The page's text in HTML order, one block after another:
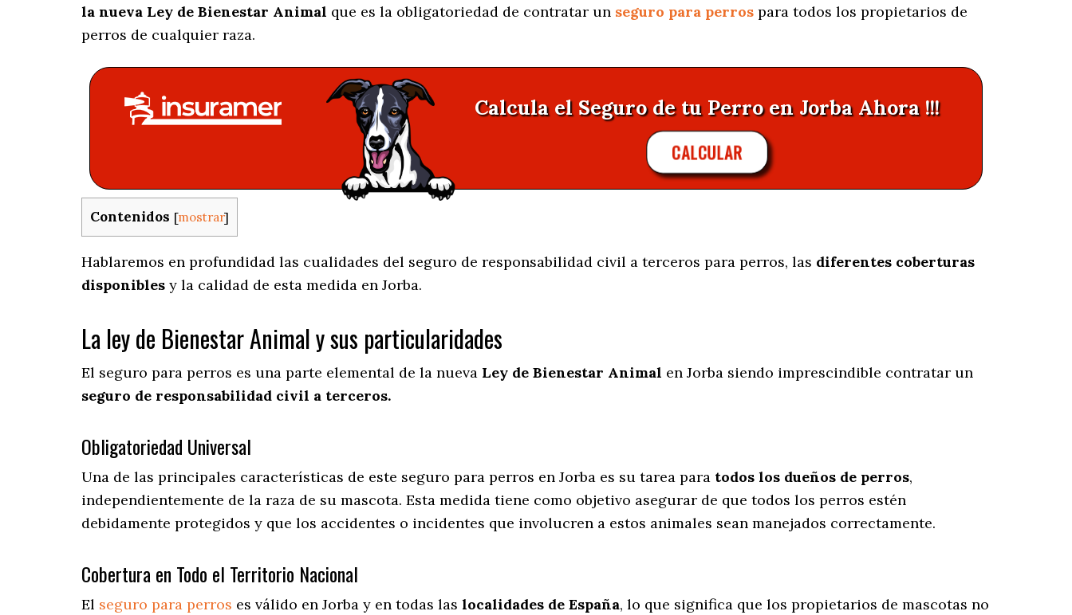
la nueva Ley de Bienestar Animal que es la obligatoriedad de contratar un seguro para perros para todos los propietarios de
perros de cualquier raza.
Calcula el Seguro de tu Perro en Jorba Ahora !!!
CALCULAR
Contenidos [mostrar]
Hablaremos en profundidad las cualidades del seguro de responsabilidad civil a terceros para perros, las diferentes coberturas
disponibles y la calidad de esta medida en Jorba.
La ley de Bienestar Animal y sus particularidades
El seguro para perros es una parte elemental de la nueva Ley de Bienestar Animal en Jorba siendo imprescindible contratar un
seguro de responsabilidad civil a terceros.
Obligatoriedad Universal
Una de las principales características de este seguro para perros en Jorba es su tarea para todos los dueños de perros,
independientemente de la raza de su mascota. Esta medida tiene como objetivo asegurar de que todos los perros estén
debidamente protegidos y que los accidentes o incidentes que involucren a estos animales sean manejados correctamente.
Cobertura en Todo el Territorio Nacional
El seguro para perros es válido en Jorba y en todas las localidades de España, lo que significa que los propietarios de mascotas no